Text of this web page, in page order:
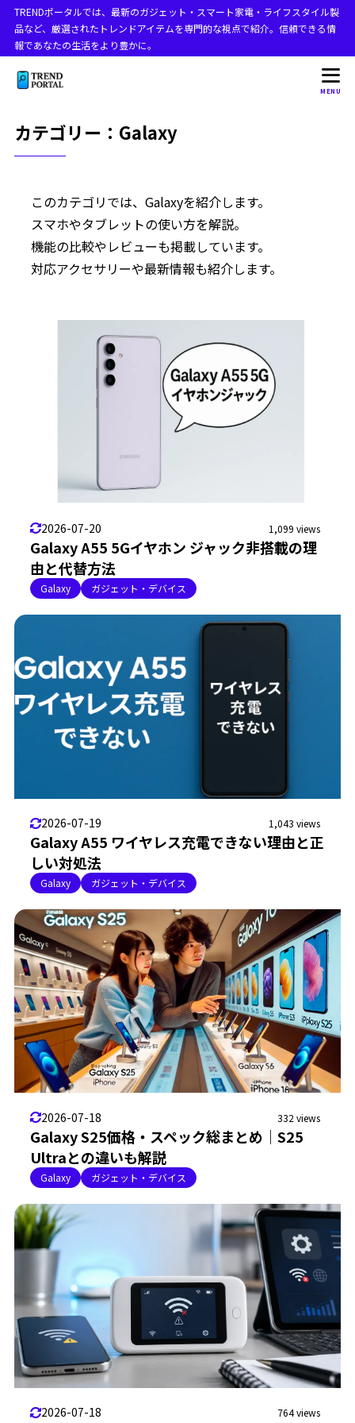
TRENDポータルでは、最新のガジェット・スマート家電・ライフスタイル製
品など、厳選されたトレンドアイテムを専門的な視点で紹介。信頼できる情
報であなたの生活をより豊かに。
MENU
カテゴリー：Galaxy
このカテゴリでは、Galaxyを紹介します。
スマホやタブレットの使い方を解説。
機能の比較やレビューも掲載しています。
対応アクセサリーや最新情報も紹介します。
2026-07-20 1,099 views
Galaxy A55 5Gイヤホン ジャック非搭載の理
由と代替方法
Galaxy ガジェット・デバイス
2026-07-19 1,043 views
Galaxy A55 ワイヤレス充電できない理由と正
しい対処法
Galaxy ガジェット・デバイス
2026-07-18 332 views
Galaxy S25価格・スペック総まとめ｜S25
Ultraとの違いも解説
Galaxy ガジェット・デバイス
2026-07-18 764 views